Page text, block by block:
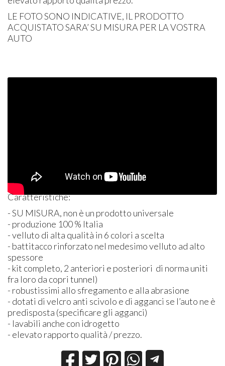
LE FOTOSONO INDICATIVE, IL PRODOTTO
ACQUISTATOSARA’ SU MISURA PER LAVOSTRA
AUTO
Caratteristiche:
- SU MISURA, non è un prodotto universale
- produzione 100 % Italia
- velluto di alta qualità in 6 colori a scelta
- battitacco rinforzato nel medesimo velluto ad alto
spessore
- kit completo, 2 anteriori e posteriori di norma uniti
fra loro da copri tunnel)
- robustissimi allo sfregamento e alla abrasione
- dotati di velcro anti scivolo e di agganci se l’auto ne è
predisposta (specificare gli agganci)
- lavabili anche con idrogetto
- elevato rapporto qualità / prezzo.